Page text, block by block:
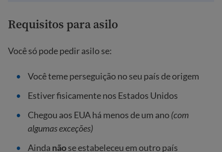
Requisitos para asilo
Você só pode pedir asilo se:
Você teme perseguição no seu país de origem
Estiver fisicamente nos Estados Unidos
Chegou aos EUA há menos de um ano(com
algumas exceções)
Ainda nãose estabeleceu em outro país